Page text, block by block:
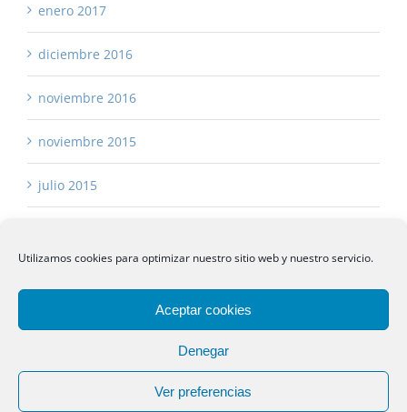
Utilizamos cookies para optimizar nuestro sitio web y nuestro servicio.
Aceptar cookies
Denegar
Ver preferencias
enero 2017
diciembre 2016
noviembre 2016
noviembre 2015
julio 2015
Copyright 2017 -2026 Asturias Asesores
Política de Privacidad